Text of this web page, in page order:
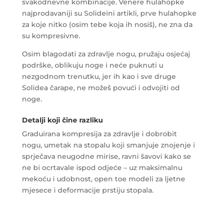
najprodavaniji su Solideini artikli, prve hulahopke
za koje nitko (osim tebe koja ih nosiš), ne zna da
su kompresivne.
Osim blagodati za zdravlje nogu, pružaju osjećaj
podrške, oblikuju noge i neće puknuti u
nezgodnom trenutku, jer ih kao i sve druge
Solidea čarape, ne možeš povući i odvojiti od
noge.
Detalji koji čine razliku
Graduirana kompresija za zdravlje i dobrobit
nogu, umetak na stopalu koji smanjuje znojenje i
sprječava neugodne mirise, ravni šavovi kako se
ne bi ocrtavale ispod odjeće – uz maksimalnu
mekoću i udobnost, open toe modeli za ljetne
mjesece i deformacije prstiju stopala.